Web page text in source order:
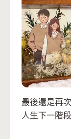
最後還是再
人生下一階